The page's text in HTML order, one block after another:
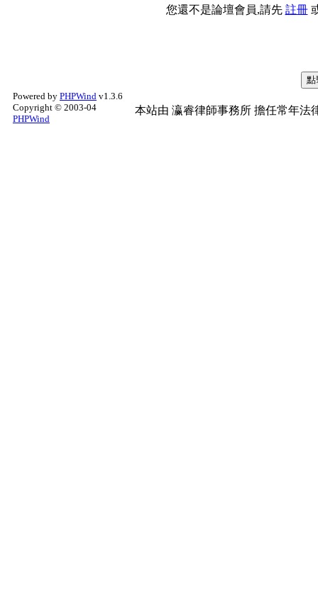
您還不是論壇會員,請先 註冊
Powered by PHPWind v1.3.6
Copyright © 2003-04
PHPWind
本站由 瀛睿律師事務所 擔任常年法